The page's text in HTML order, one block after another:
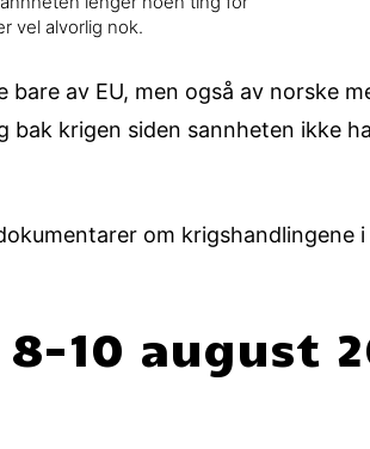
vel alvorlig nok.
av EU, men også av norske
bak krigen siden sannheten ikke
om krigshandlingene i
8-10 august